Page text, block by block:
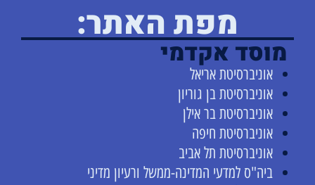
מפת האתר:
מוסד אקדמי
אוניברסיטת אריאל
אוניברסיטת בן גוריון
אוניברסיטת בר אילן
אוניברסיטת חיפה
אוניברסיטת תל אביב
ביה"ס למדעי המדינה-ממשל ורעיון מדיני